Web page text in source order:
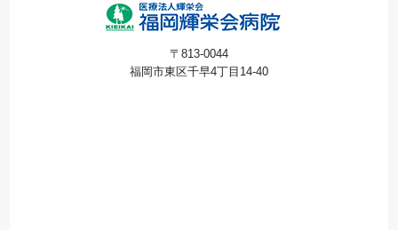
〒813-0044
福岡市東区千早4丁目14-40